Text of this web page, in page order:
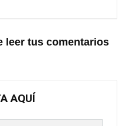
leer tus comentarios
AQUÍ